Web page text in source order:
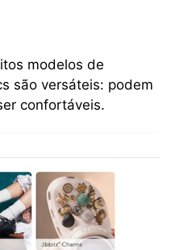
modelos de
são versáteis: podem
confortáveis.